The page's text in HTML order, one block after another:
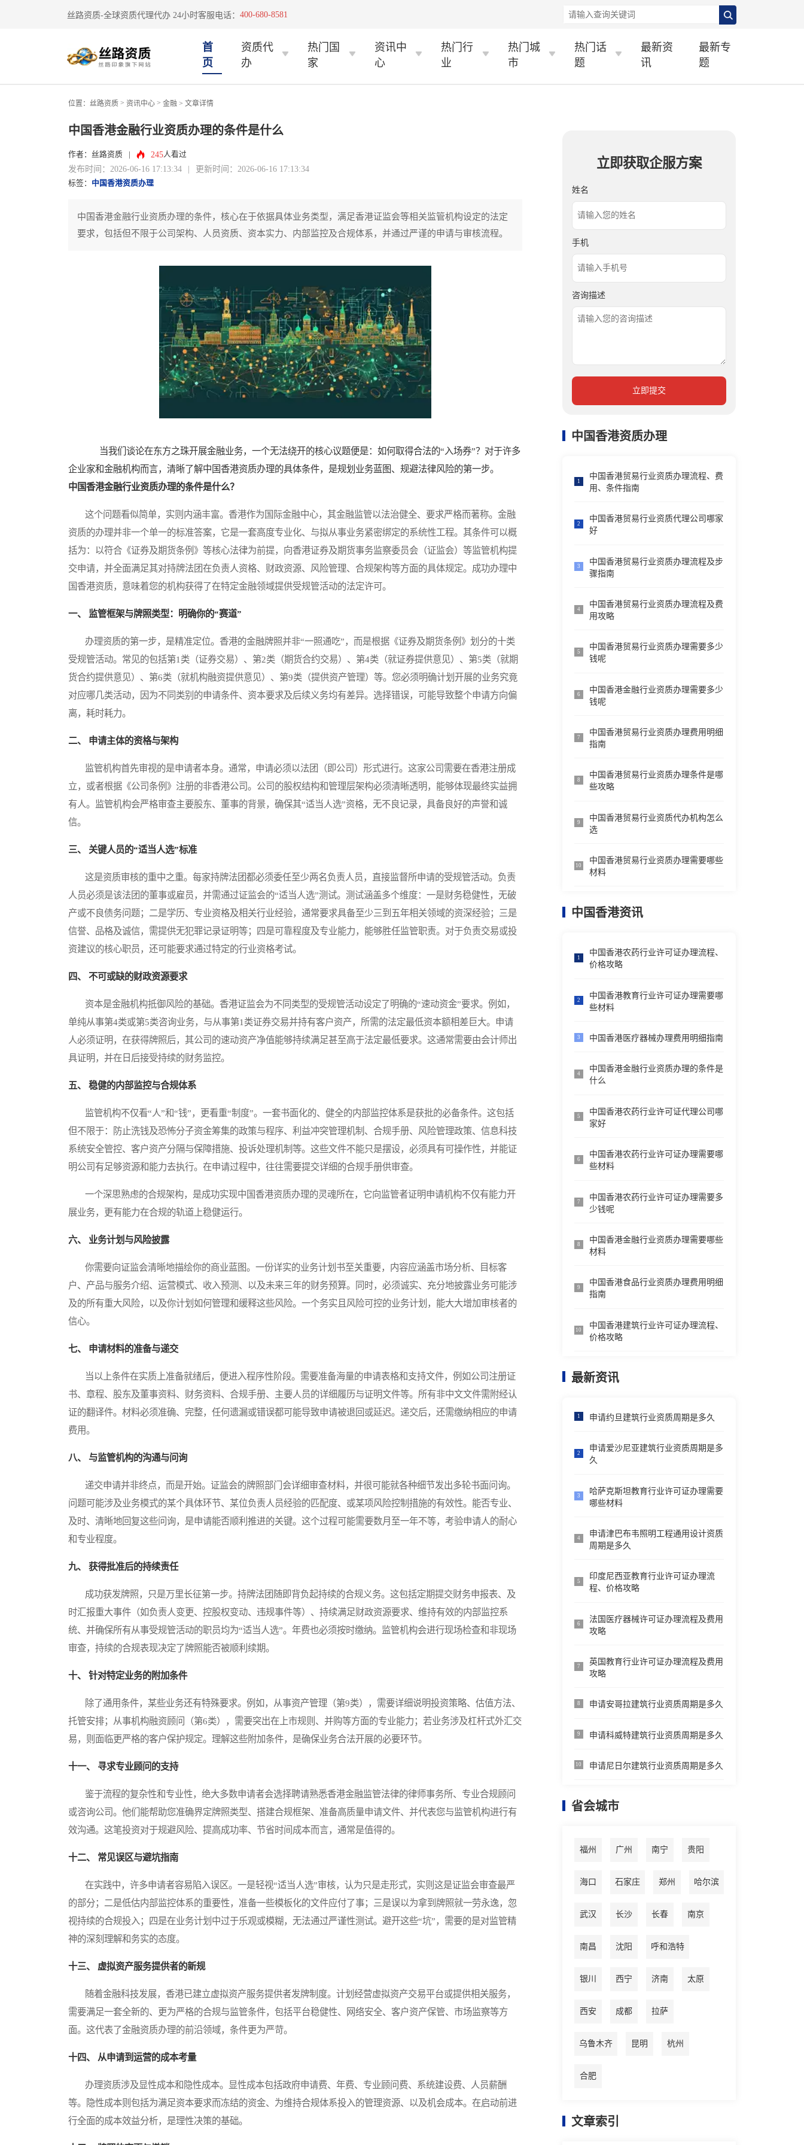
丝路资质-全球资质代理代办 24小时客服电话： 400-680-8581
首
页
资质代
办
热门国
家
资讯中
心
热门行
业
热门城
市
热门话
题
最新资
讯
最新专
题
位置： 丝路资质 > 资讯中心 > 金融 > 文章详情
中国香港金融行业资质办理的条件是什么
作者：丝路资质 245人看过
发布时间：2026-06-16 17:13:34 | 更新时间：2026-06-16 17:13:34
标签： 中国香港资质办理
中国香港金融行业资质办理的条件，核心在于依据具体业务类型，满足香港证监会等相关监管机构设定的法定
要求，包括但不限于公司架构、人员资质、资本实力、内部监控及合规体系，并通过严谨的申请与审核流程。
当我们谈论在东方之珠开展金融业务，一个无法绕开的核心议题便是：如何取得合法的“入场券”？对于许多
企业家和金融机构而言，清晰了解中国香港资质办理的具体条件，是规划业务蓝图、规避法律风险的第一步。
中国香港金融行业资质办理的条件是什么？
这个问题看似简单，实则内涵丰富。香港作为国际金融中心，其金融监管以法治健全、要求严格而著称。金融
资质的办理并非一个单一的标准答案，它是一套高度专业化、与拟从事业务紧密绑定的系统性工程。其条件可以概
括为：以符合《证券及期货条例》等核心法律为前提，向香港证券及期货事务监察委员会（证监会）等监管机构提
交申请，并全面满足其对持牌法团在负责人资格、财政资源、风险管理、合规架构等方面的具体规定。成功办理中
国香港资质，意味着您的机构获得了在特定金融领域提供受规管活动的法定许可。
一、 监管框架与牌照类型：明确你的“赛道”
办理资质的第一步，是精准定位。香港的金融牌照并非“一照通吃”，而是根据《证券及期货条例》划分的十类
受规管活动。常见的包括第1类（证券交易）、第2类（期货合约交易）、第4类（就证券提供意见）、第5类（就期
货合约提供意见）、第6类（就机构融资提供意见）、第9类（提供资产管理）等。您必须明确计划开展的业务究竟
对应哪几类活动，因为不同类别的申请条件、资本要求及后续义务均有差异。选择错误，可能导致整个申请方向偏
离，耗时耗力。
二、 申请主体的资格与架构
监管机构首先审视的是申请者本身。通常，申请必须以法团（即公司）形式进行。这家公司需要在香港注册成
立，或者根据《公司条例》注册的非香港公司。公司的股权结构和管理层架构必须清晰透明，能够体现最终实益拥
有人。监管机构会严格审查主要股东、董事的背景，确保其“适当人选”资格，无不良记录，具备良好的声誉和诚
信。
三、 关键人员的“适当人选”标准
这是资质审核的重中之重。每家持牌法团都必须委任至少两名负责人员，直接监督所申请的受规管活动。负责
人员必须是该法团的董事或雇员，并需通过证监会的“适当人选”测试。测试涵盖多个维度：一是财务稳健性，无破
产或不良债务问题；二是学历、专业资格及相关行业经验，通常要求具备至少三到五年相关领域的资深经验；三是
信誉、品格及诚信，需提供无犯罪记录证明等；四是可靠程度及专业能力，能够胜任监管职责。对于负责交易或投
资建议的核心职员，还可能要求通过特定的行业资格考试。
四、 不可或缺的财政资源要求
资本是金融机构抵御风险的基础。香港证监会为不同类型的受规管活动设定了明确的“速动资金”要求。例如，
单纯从事第4类或第5类咨询业务，与从事第1类证券交易并持有客户资产，所需的法定最低资本额相差巨大。申请
人必须证明，在获得牌照后，其公司的速动资产净值能够持续满足甚至高于法定最低要求。这通常需要由会计师出
具证明，并在日后接受持续的财务监控。
五、 稳健的内部监控与合规体系
监管机构不仅看“人”和“钱”，更看重“制度”。一套书面化的、健全的内部监控体系是获批的必备条件。这包括
但不限于：防止洗钱及恐怖分子资金筹集的政策与程序、利益冲突管理机制、合规手册、风险管理政策、信息科技
系统安全管控、客户资产分隔与保障措施、投诉处理机制等。这些文件不能只是摆设，必须具有可操作性，并能证
明公司有足够资源和能力去执行。在申请过程中，往往需要提交详细的合规手册供审查。
一个深思熟虑的合规架构，是成功实现中国香港资质办理的灵魂所在，它向监管者证明申请机构不仅有能力开
展业务，更有能力在合规的轨道上稳健运行。
六、 业务计划与风险披露
你需要向证监会清晰地描绘你的商业蓝图。一份详实的业务计划书至关重要，内容应涵盖市场分析、目标客
户、产品与服务介绍、运营模式、收入预测、以及未来三年的财务预算。同时，必须诚实、充分地披露业务可能涉
及的所有重大风险，以及你计划如何管理和缓释这些风险。一个务实且风险可控的业务计划，能大大增加审核者的
信心。
七、 申请材料的准备与递交
当以上条件在实质上准备就绪后，便进入程序性阶段。需要准备海量的申请表格和支持文件，例如公司注册证
书、章程、股东及董事资料、财务资料、合规手册、主要人员的详细履历与证明文件等。所有非中文文件需附经认
证的翻译件。材料必须准确、完整，任何遗漏或错误都可能导致申请被退回或延迟。递交后，还需缴纳相应的申请
费用。
八、 与监管机构的沟通与问询
递交申请并非终点，而是开始。证监会的牌照部门会详细审查材料，并很可能就各种细节发出多轮书面问询。
问题可能涉及业务模式的某个具体环节、某位负责人员经验的匹配度、或某项风险控制措施的有效性。能否专业、
及时、清晰地回复这些问询，是申请能否顺利推进的关键。这个过程可能需要数月至一年不等，考验申请人的耐心
和专业程度。
九、 获得批准后的持续责任
成功获发牌照，只是万里长征第一步。持牌法团随即背负起持续的合规义务。这包括定期提交财务申报表、及
时汇报重大事件（如负责人变更、控股权变动、违规事件等）、持续满足财政资源要求、维持有效的内部监控系
统、并确保所有从事受规管活动的职员均为“适当人选”。年费也必须按时缴纳。监管机构会进行现场检查和非现场
审查，持续的合规表现决定了牌照能否被顺利续期。
十、 针对特定业务的附加条件
除了通用条件，某些业务还有特殊要求。例如，从事资产管理（第9类），需要详细说明投资策略、估值方法、
托管安排；从事机构融资顾问（第6类），需要突出在上市规则、并购等方面的专业能力；若业务涉及杠杆式外汇交
易，则面临更严格的客户保护规定。理解这些附加条件，是确保业务合法开展的必要环节。
十一、 寻求专业顾问的支持
鉴于流程的复杂性和专业性，绝大多数申请者会选择聘请熟悉香港金融监管法律的律师事务所、专业合规顾问
或咨询公司。他们能帮助您准确界定牌照类型、搭建合规框架、准备高质量申请文件、并代表您与监管机构进行有
效沟通。这笔投资对于规避风险、提高成功率、节省时间成本而言，通常是值得的。
十二、 常见误区与避坑指南
在实践中，许多申请者容易陷入误区。一是轻视“适当人选”审核，认为只是走形式，实则这是证监会审查最严
的部分；二是低估内部监控体系的重要性，准备一些模板化的文件应付了事；三是误以为拿到牌照就一劳永逸，忽
视持续的合规投入；四是在业务计划中过于乐观或模糊，无法通过严谨性测试。避开这些“坑”，需要的是对监管精
神的深刻理解和务实的态度。
十三、 虚拟资产服务提供者的新规
随着金融科技发展，香港已建立虚拟资产服务提供者发牌制度。计划经营虚拟资产交易平台或提供相关服务，
需要满足一套全新的、更为严格的合规与监管条件，包括平台稳健性、网络安全、客户资产保管、市场监察等方
面。这代表了金融资质办理的前沿领域，条件更为严苛。
十四、 从申请到运营的成本考量
办理资质涉及显性成本和隐性成本。显性成本包括政府申请费、年费、专业顾问费、系统建设费、人员薪酬
等。隐性成本则包括为满足资本要求而冻结的资金、为维持合规体系投入的管理资源、以及机会成本。在启动前进
行全面的成本效益分析，是理性决策的基础。
立即获取企服方案
姓名
手机
咨询描述
立即提交
中国香港资质办理
1
中国香港贸易行业资质办理流程、费
用、条件指南
2
中国香港贸易行业资质代理公司哪家
好
3
中国香港贸易行业资质办理流程及步
骤指南
4
中国香港贸易行业资质办理流程及费
用攻略
5
中国香港贸易行业资质办理需要多少
钱呢
6
中国香港金融行业资质办理需要多少
钱呢
7
中国香港贸易行业资质办理费用明细
指南
8
中国香港贸易行业资质办理条件是哪
些攻略
9
中国香港贸易行业资质代办机构怎么
选
10
中国香港贸易行业资质办理需要哪些
材料
中国香港资讯
1
中国香港农药行业许可证办理流程、
价格攻略
2
中国香港教育行业许可证办理需要哪
些材料
3 中国香港医疗器械办理费用明细指南
4
中国香港金融行业资质办理的条件是
什么
5
中国香港农药行业许可证代理公司哪
家好
6
中国香港农药行业许可证办理需要哪
些材料
7
中国香港农药行业许可证办理需要多
少钱呢
8
中国香港金融行业资质办理需要哪些
材料
9
中国香港食品行业资质办理费用明细
指南
10
中国香港建筑行业许可证办理流程、
价格攻略
最新资讯
1 申请约旦建筑行业资质周期是多久
2
申请爱沙尼亚建筑行业资质周期是多
久
3
哈萨克斯坦教育行业许可证办理需要
哪些材料
4
申请津巴布韦照明工程通用设计资质
周期是多久
5
印度尼西亚教育行业许可证办理流
程、价格攻略
6
法国医疗器械许可证办理流程及费用
攻略
7
英国教育行业许可证办理流程及费用
攻略
8 申请安哥拉建筑行业资质周期是多久
9 申请科威特建筑行业资质周期是多久
10 申请尼日尔建筑行业资质周期是多久
省会城市
福州 广州 南宁 贵阳
海口 石家庄 郑州 哈尔滨
武汉 长沙 长春 南京
南昌 沈阳 呼和浩特
银川 西宁 济南 太原
西安 成都 拉萨
乌鲁木齐 昆明 杭州
合肥
文章索引